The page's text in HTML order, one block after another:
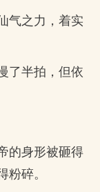
气之力，着实
了半拍，但依
的身形被砸得
碎。